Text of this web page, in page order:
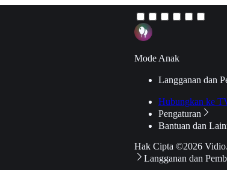
Mode Anak
Langganan dan
Hubungkan ke
Pengaturan
Bantuan dan
Hak Cipta ©2026
Langganan dan